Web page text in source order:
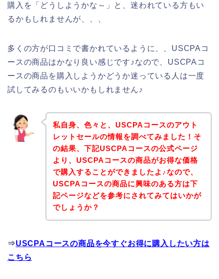
購入を「どうしようかな～」と、迷われている方もい
るかもしれませんが、、、
多くの方が口コミで書かれているように、、USCPAコ
ースの商品はかなり良い感じです♪なので、USCPAコ
ースの商品を購入しようかどうか迷っている人は一度
試してみるのもいいかもしれません♪
私自身、色々と、USCPAコースのアウト
レットセールの情報を調べてみました！そ
の結果、下記USCPAコースの公式ページ
より、USCPAコースの商品がお得な価格
で購入することができましたよ♪なので、
USCPAコースの商品に興味のある方は下
記ページなどを参考にされてみてはいかが
でしょうか？
⇒USCPAコースの商品を今すぐお得に購入したい方は
こちら